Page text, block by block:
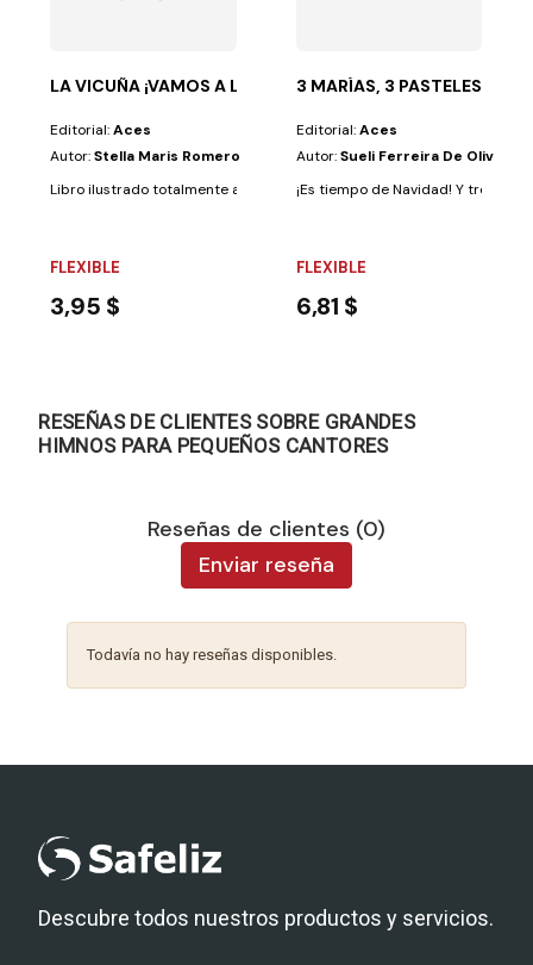
LA VICUÑA ¡VAMOS A LOS ANDES!
Editorial:Aces
Autor:Stella Maris Romero
Libro ilustrado totalmente a color, compuesto por una base bíblica, la
FLEXIBLE
3,95 $
3 MARÍAS, 3 PASTELES, 3
Editorial:Aces
Autor:Sueli Ferreira De Oliveira
¡Es tiempo de Navidad! Y tres
FLEXIBLE
6,81 $
RESEÑAS DE CLIENTES SOBRE GRANDES
HIMNOS PARA PEQUEÑOS CANTORES
Reseñas de clientes (0)
Enviar reseña
Todavía no hay reseñas disponibles.
Descubre todos nuestros productos y servicios.